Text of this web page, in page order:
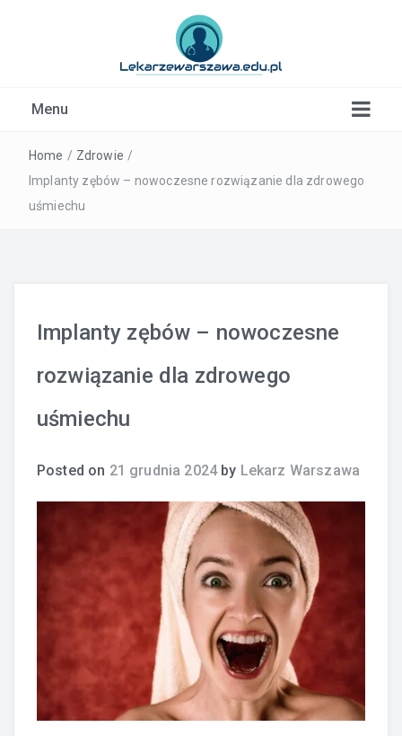
Menu
Home / Zdrowie /
Implanty zębów – nowoczesne rozwiązanie dla zdrowego
uśmiechu
Implanty zębów – nowoczesne
rozwiązanie dla zdrowego
uśmiechu
Posted on 21 grudnia 2024by Lekarz Warszawa